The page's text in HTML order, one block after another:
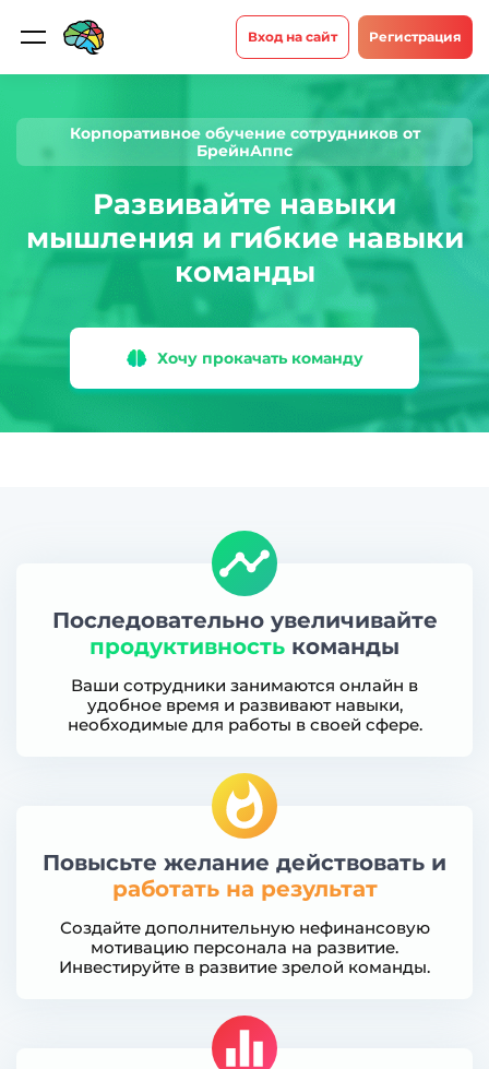
Вход на сайт Регистрация
Корпоративное обучение сотрудников от
БрейнАппс
Развивайте навыки
мышления и гибкие навыки
команды
Хочу прокачать команду
Последовательно увеличивайте
продуктивность команды
Ваши сотрудники занимаются онлайн в
удобное время и развивают навыки,
необходимые для работы в своей сфере.
Повысьте желание действовать и
работать на результат
Создайте дополнительную нефинансовую
мотивацию персонала на развитие.
Инвестируйте в развитие зрелой команды.